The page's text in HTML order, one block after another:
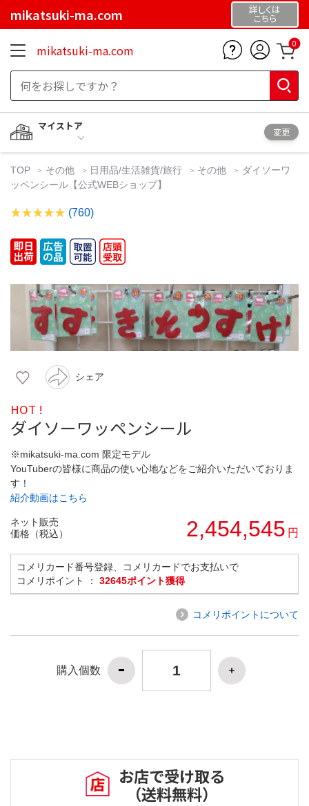
mikatsuki-ma.com 詳しくは
こちら
mikatsuki-ma.com 0
マイストア
変更
TOP その他 日用品/生活雑貨/旅行 その他
ダイソーワ
ッペンシール【公式WEBショップ】
(760)
シェア
HOT !
ダイソーワッペンシール
※mikatsuki-ma.com 限定モデル
YouTuberの皆様に商品の使い心地などをご紹介いただいておりま
す！
紹介動画はこちら
ネット販売
価格（税込）
2,454,545 円
コメリカード番号登録、コメリカードでお支払いで
コメリポイント ： 32645ポイント獲得
コメリポイントについて
購入個数
お店で受け取る
（送料無料）